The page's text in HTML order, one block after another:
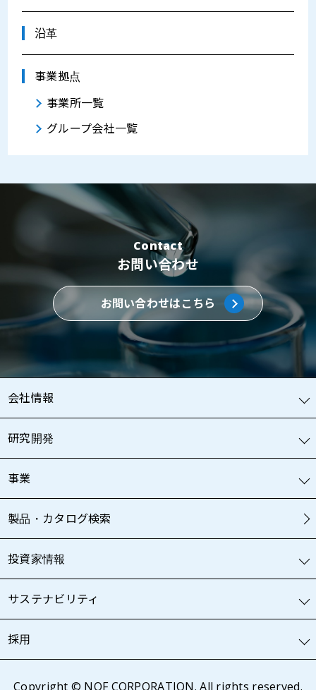
沿革
事業拠点
事業所一覧
グループ会社一覧
Contact
お問い合わせ
お問い合わせはこちら
会社情報
研究開発
事業
製品・カタログ検索
投資家情報
サステナビリティ
採用
Copyright © NOF CORPORATION. All rights reserved.